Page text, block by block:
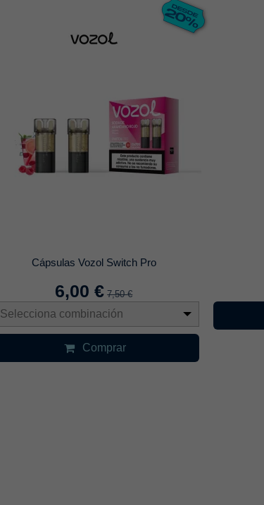
Cápsulas Vozol Switch Pro
6,00 € 7,50 €
Selecciona combinación
Comprar